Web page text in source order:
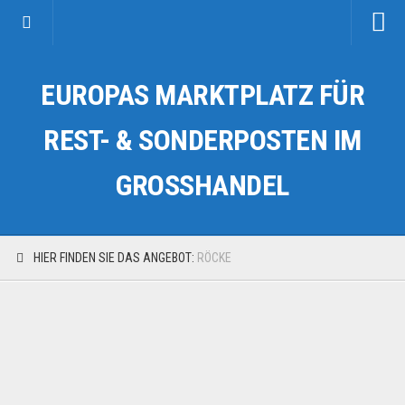
Kategorien
Auto & Motorrad
Fahrzeuge & Transport
EUROPAS MARKTPLATZ FÜR
REST- & SONDERPOSTEN IM
GROSSHANDEL
HIER FINDEN SIE DAS ANGEBOT: RÖCKE